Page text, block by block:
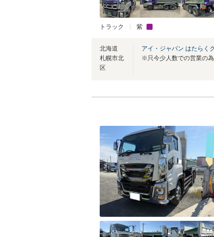
トラック 紫
北海道
札幌市北
区
アイ・ジャパン はたらく